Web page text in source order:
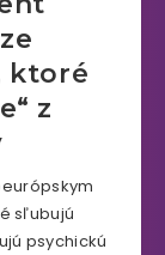
ktoré
z
sľubujú
psychickú